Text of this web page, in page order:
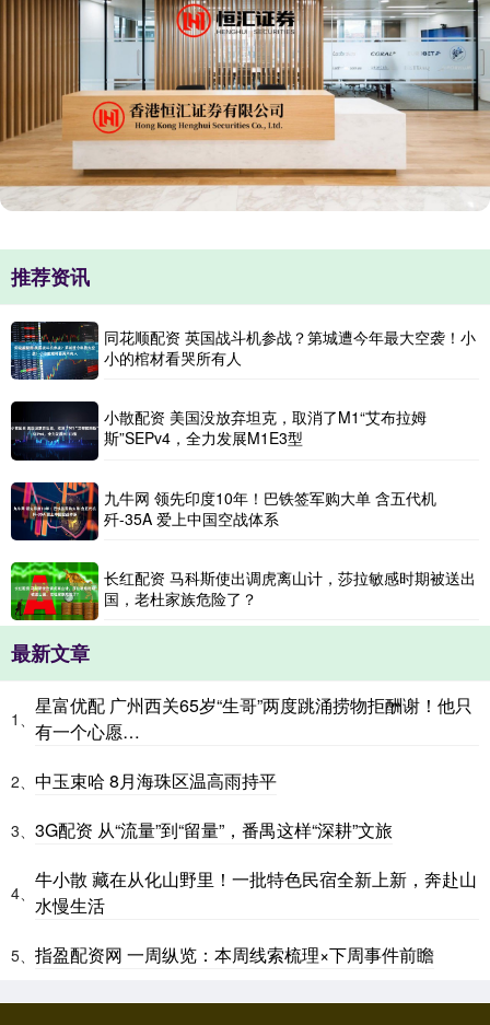
推荐资讯
同花顺配资 英国战斗机参战？第城遭今年最大空袭！小
小的棺材看哭所有人
小散配资 美国没放弃坦克，取消了M1“艾布拉姆
斯”SEPv4，全力发展M1E3型
九牛网 领先印度10年！巴铁签军购大单 含五代机
歼-35A 爱上中国空战体系
长红配资 马科斯使出调虎离山计，莎拉敏感时期被送出
国，老杜家族危险了？
最新文章
1、
星富优配 广州西关65岁“生哥”两度跳涌捞物拒酬谢！他只
有一个心愿…
2、 中玉束哈 8月海珠区温高雨持平
3、 3G配资 从“流量”到“留量”，番禺这样“深耕”文旅
4、
牛小散 藏在从化山野里！一批特色民宿全新上新，奔赴山
水慢生活
5、 指盈配资网 一周纵览：本周线索梳理×下周事件前瞻